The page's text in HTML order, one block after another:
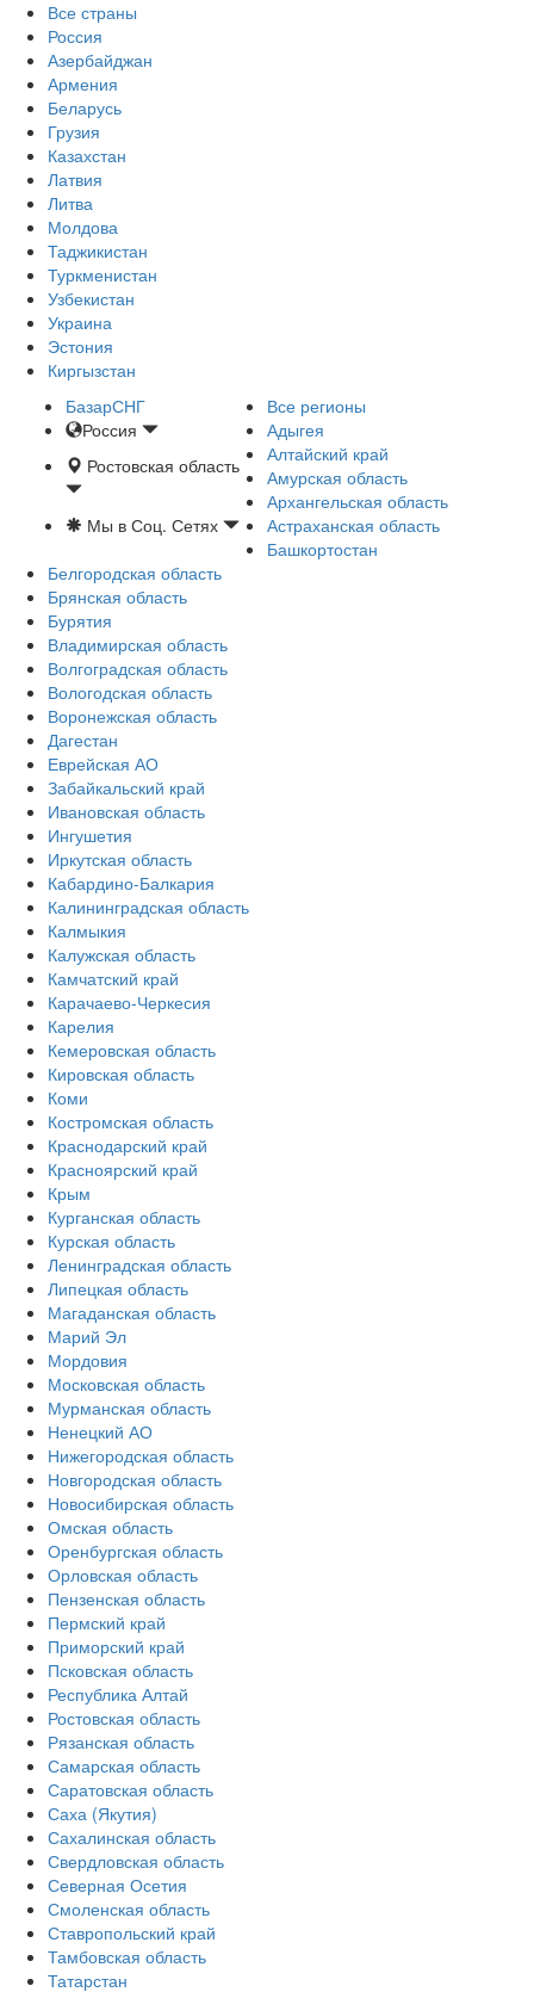
Все страны
Россия
Азербайджан
Армения
Беларусь
Грузия
Казахстан
Латвия
Литва
Молдова
Таджикистан
Туркменистан
Узбекистан
Украина
Эстония
Киргызстан
БазарСНГ
Россия
Ростовская область
Мы в Соц. Сетях
Все регионы
Адыгея
Алтайский край
Амурская область
Архангельская область
Астраханская область
Башкортостан
Белгородская область
Брянская область
Бурятия
Владимирская область
Волгоградская область
Вологодская область
Воронежская область
Дагестан
Еврейская АО
Забайкальский край
Ивановская область
Ингушетия
Иркутская область
Кабардино-Балкария
Калининградская область
Калмыкия
Калужская область
Камчатский край
Карачаево-Черкесия
Карелия
Кемеровская область
Кировская область
Коми
Костромская область
Краснодарский край
Красноярский край
Крым
Курганская область
Курская область
Ленинградская область
Липецкая область
Магаданская область
Марий Эл
Мордовия
Московская область
Мурманская область
Ненецкий АО
Нижегородская область
Новгородская область
Новосибирская область
Омская область
Оренбургская область
Орловская область
Пензенская область
Пермский край
Приморский край
Псковская область
Республика Алтай
Ростовская область
Рязанская область
Самарская область
Саратовская область
Саха (Якутия)
Сахалинская область
Свердловская область
Северная Осетия
Смоленская область
Ставропольский край
Тамбовская область
Татарстан